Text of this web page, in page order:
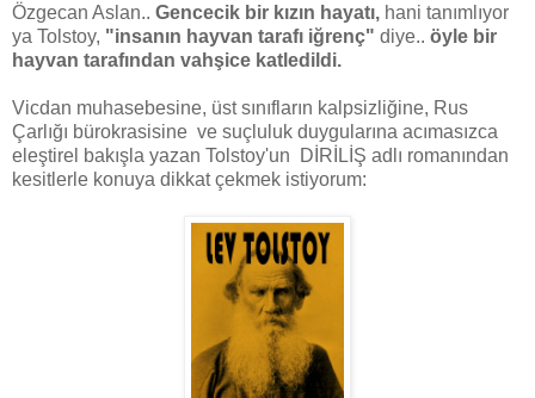
Özgecan Aslan.. Gencecik bir kızın hayatı, hani tanımlıyor
ya Tolstoy, "insanın hayvan tarafı iğrenç" diye.. öyle bir
hayvan tarafından vahşice katledildi.
Vicdan muhasebesine, üst sınıfların kalpsizliğine, Rus
Çarlığı bürokrasisine ve suçluluk duygularına acımasızca
eleştirel bakışla yazan Tolstoy'un DİRİLİŞ adlı romanından
kesitlerle konuya dikkat çekmek istiyorum: